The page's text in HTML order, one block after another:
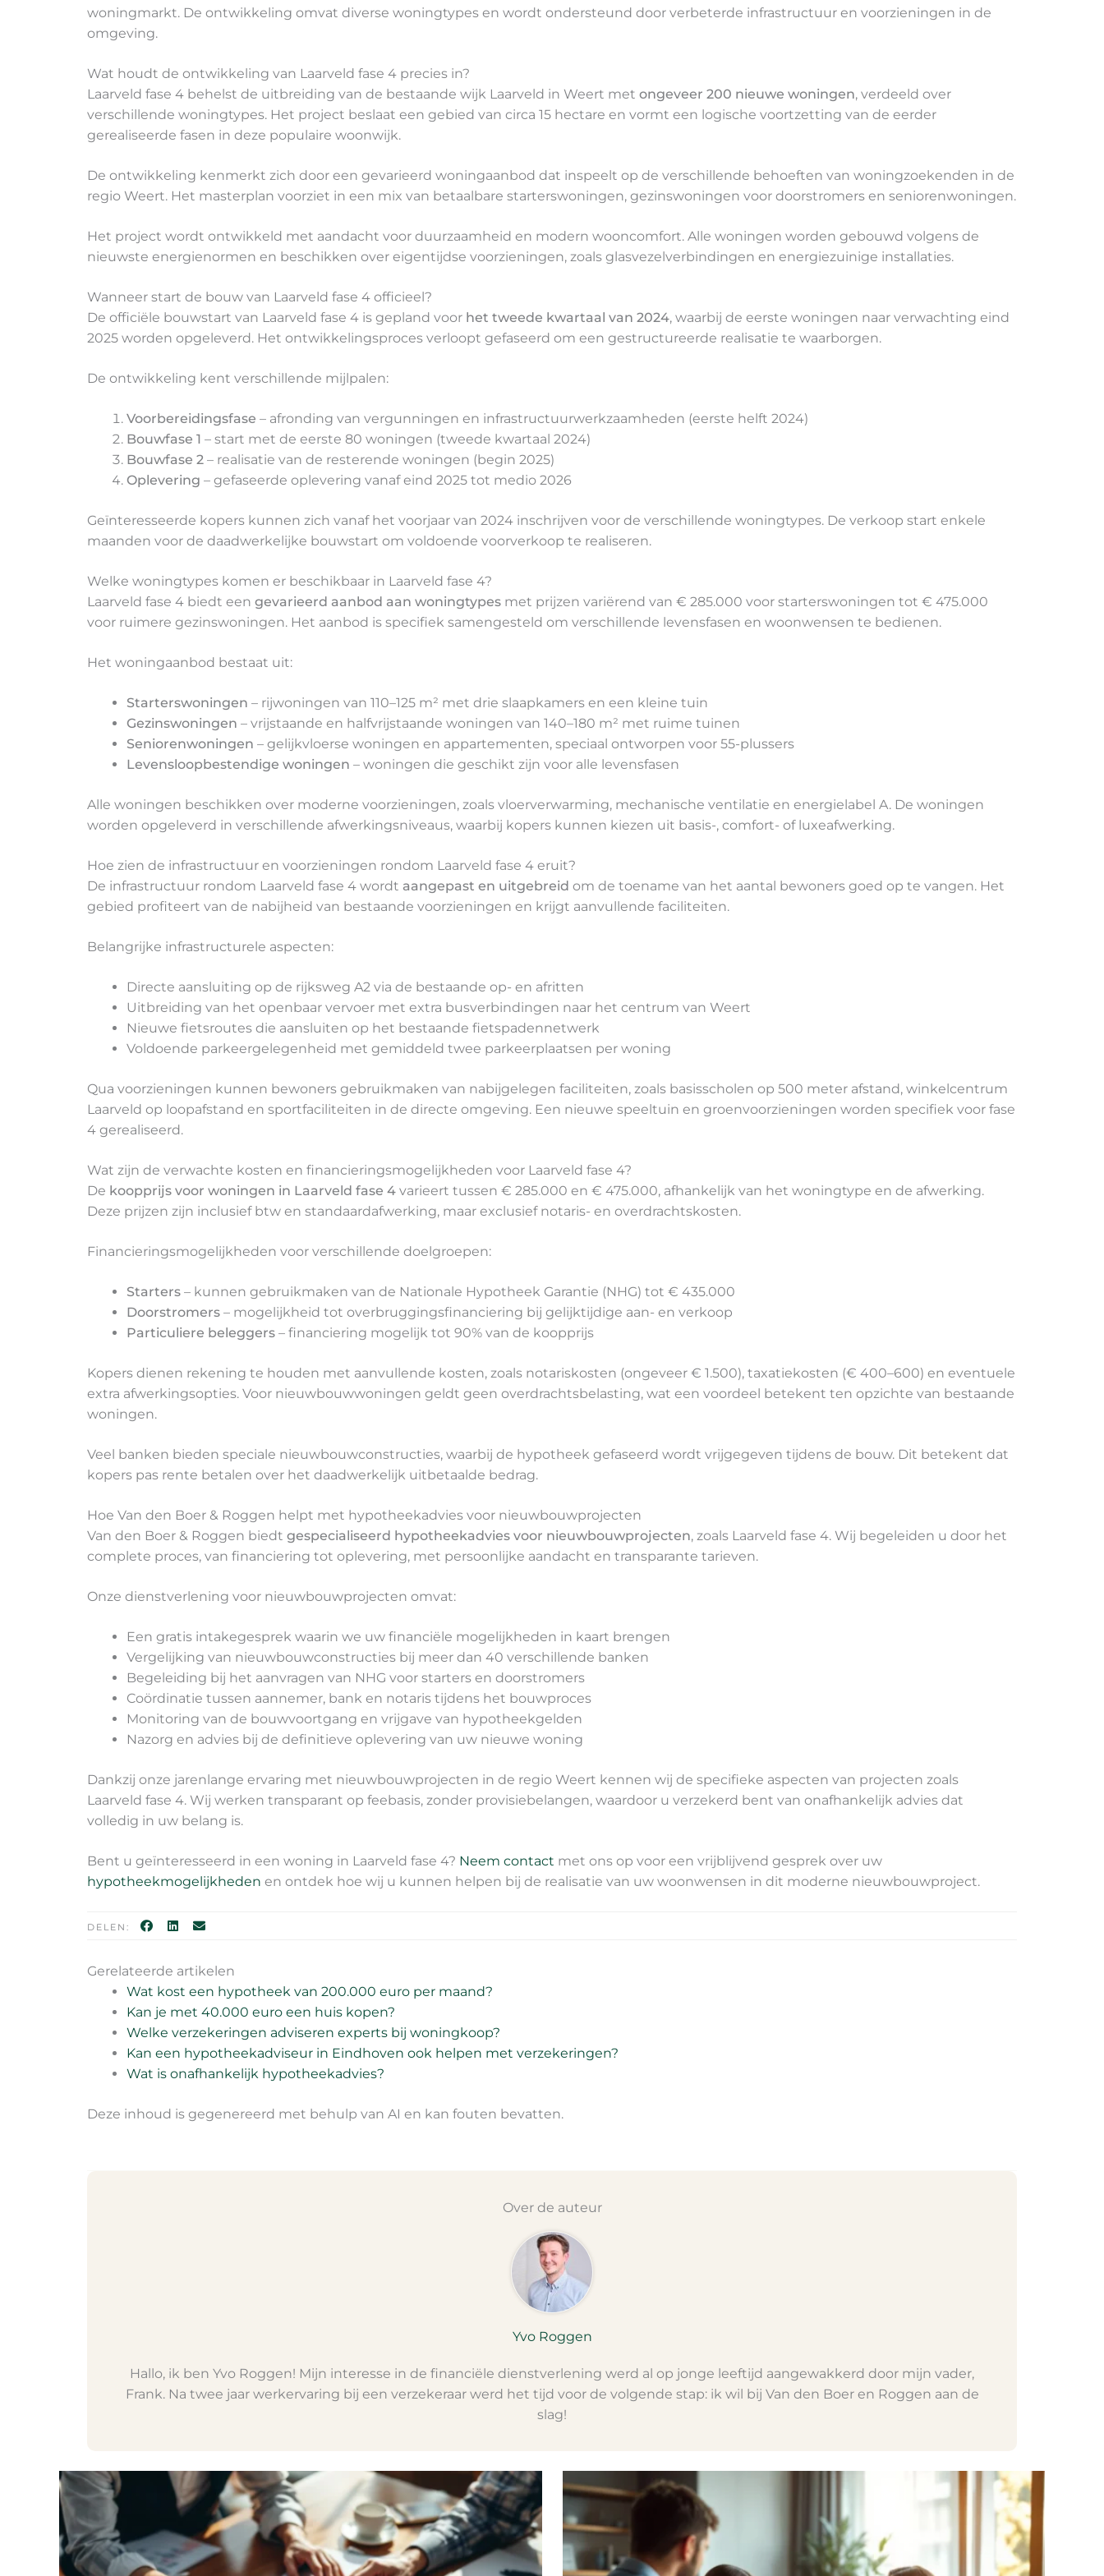
woningmarkt. De ontwikkeling omvat diverse woningtypes en wordt ondersteund door verbeterde infrastructuur en voorzieningen in de
omgeving.
Wat houdt de ontwikkeling van Laarveld fase 4 precies in?
Laarveld fase 4 behelst de uitbreiding van de bestaande wijk Laarveld in Weert metongeveer 200 nieuwe woningen, verdeeld over
verschillende woningtypes. Het project beslaat een gebied van circa 15 hectare en vormt een logische voortzetting van de eerder
gerealiseerde fasen in deze populaire woonwijk.
De ontwikkeling kenmerkt zich door een gevarieerd woningaanbod dat inspeelt op de verschillende behoeften van woningzoekenden in de
regio Weert. Het masterplan voorziet in een mix van betaalbare starterswoningen, gezinswoningen voor doorstromers en seniorenwoningen.
Het project wordt ontwikkeld met aandacht voor duurzaamheid en modern wooncomfort. Alle woningen worden gebouwd volgens de
nieuwste energienormen en beschikken over eigentijdse voorzieningen, zoals glasvezelverbindingen en energiezuinige installaties.
Wanneer start de bouw van Laarveld fase 4 officieel?
De officiële bouwstart van Laarveld fase 4 is gepland voor het tweede kwartaal van 2024, waarbij de eerste woningen naar verwachting eind
2025 worden opgeleverd. Het ontwikkelingsproces verloopt gefaseerd om een gestructureerde realisatie te waarborgen.
De ontwikkeling kent verschillende mijlpalen:
Voorbereidingsfase – afronding van vergunningen en infrastructuurwerkzaamheden (eerste helft 2024)
Bouwfase 1 – start met de eerste 80 woningen (tweede kwartaal 2024)
Bouwfase 2 – realisatie van de resterende woningen (begin 2025)
Oplevering – gefaseerde oplevering vanaf eind 2025 tot medio 2026
Geïnteresseerde kopers kunnen zich vanaf het voorjaar van 2024 inschrijven voor de verschillende woningtypes. De verkoop start enkele
maanden voor de daadwerkelijke bouwstart om voldoende voorverkoop te realiseren.
Welke woningtypes komen er beschikbaar in Laarveld fase 4?
Laarveld fase 4 biedt eengevarieerd aanbod aan woningtypes met prijzen variërend van € 285.000 voor starterswoningen tot € 475.000
voor ruimere gezinswoningen. Het aanbod is specifiek samengesteld om verschillende levensfasen en woonwensen te bedienen.
Het woningaanbod bestaat uit:
Starterswoningen – rijwoningen van 110–125 m² met drie slaapkamers en een kleine tuin
Gezinswoningen – vrijstaande en halfvrijstaande woningen van 140–180 m² met ruime tuinen
Seniorenwoningen – gelijkvloerse woningen en appartementen, speciaal ontworpen voor 55-plussers
Levensloopbestendige woningen – woningen die geschikt zijn voor alle levensfasen
Alle woningen beschikken over moderne voorzieningen, zoals vloerverwarming, mechanische ventilatie en energielabel A. De woningen
worden opgeleverd in verschillende afwerkingsniveaus, waarbij kopers kunnen kiezen uit basis-, comfort- of luxeafwerking.
Hoe zien de infrastructuur en voorzieningen rondom Laarveld fase 4 eruit?
De infrastructuur rondom Laarveld fase 4 wordt aangepast en uitgebreid om de toename van het aantal bewoners goed op te vangen. Het
gebied profiteert van de nabijheid van bestaande voorzieningen en krijgt aanvullende faciliteiten.
Belangrijke infrastructurele aspecten:
Directe aansluiting op de rijksweg A2 via de bestaande op- en afritten
Uitbreiding van het openbaar vervoer met extra busverbindingen naar het centrum van Weert
Nieuwe fietsroutes die aansluiten op het bestaande fietspadennetwerk
Voldoende parkeergelegenheid met gemiddeld twee parkeerplaatsen per woning
Qua voorzieningen kunnen bewoners gebruikmaken van nabijgelegen faciliteiten, zoals basisscholen op 500 meter afstand, winkelcentrum
Laarveld op loopafstand en sportfaciliteiten in de directe omgeving. Een nieuwe speeltuin en groenvoorzieningen worden specifiek voor fase
4 gerealiseerd.
Wat zijn de verwachte kosten en financieringsmogelijkheden voor Laarveld fase 4?
De koopprijs voor woningen in Laarveld fase 4 varieert tussen € 285.000 en € 475.000, afhankelijk van het woningtype en de afwerking.
Deze prijzen zijn inclusief btw en standaardafwerking, maar exclusief notaris- en overdrachtskosten.
Financieringsmogelijkheden voor verschillende doelgroepen:
Starters – kunnen gebruikmaken van de Nationale Hypotheek Garantie (NHG) tot € 435.000
Doorstromers – mogelijkheid tot overbruggingsfinanciering bij gelijktijdige aan- en verkoop
Particuliere beleggers – financiering mogelijk tot 90% van de koopprijs
Kopers dienen rekening te houden met aanvullende kosten, zoals notariskosten (ongeveer € 1.500), taxatiekosten (€ 400–600) en eventuele
extra afwerkingsopties. Voor nieuwbouwwoningen geldt geen overdrachtsbelasting, wat een voordeel betekent ten opzichte van bestaande
woningen.
Veel banken bieden speciale nieuwbouwconstructies, waarbij de hypotheek gefaseerd wordt vrijgegeven tijdens de bouw. Dit betekent dat
kopers pas rente betalen over het daadwerkelijk uitbetaalde bedrag.
Hoe Van den Boer & Roggen helpt met hypotheekadvies voor nieuwbouwprojecten
Van den Boer & Roggen biedtgespecialiseerd hypotheekadvies voor nieuwbouwprojecten, zoals Laarveld fase 4. Wij begeleiden u door het
complete proces, van financiering tot oplevering, met persoonlijke aandacht en transparante tarieven.
Onze dienstverlening voor nieuwbouwprojecten omvat:
Een gratis intakegesprek waarin we uw financiële mogelijkheden in kaart brengen
Vergelijking van nieuwbouwconstructies bij meer dan 40 verschillende banken
Begeleiding bij het aanvragen van NHG voor starters en doorstromers
Coördinatie tussen aannemer, bank en notaris tijdens het bouwproces
Monitoring van de bouwvoortgang en vrijgave van hypotheekgelden
Nazorg en advies bij de definitieve oplevering van uw nieuwe woning
Dankzij onze jarenlange ervaring met nieuwbouwprojecten in de regio Weert kennen wij de specifieke aspecten van projecten zoals
Laarveld fase 4. Wij werken transparant op feebasis, zonder provisiebelangen, waardoor u verzekerd bent van onafhankelijk advies dat
volledig in uw belang is.
Bent u geïnteresseerd in een woning in Laarveld fase 4? Neem contact met ons op voor een vrijblijvend gesprek over uw
hypotheekmogelijkheden en ontdek hoe wij u kunnen helpen bij de realisatie van uw woonwensen in dit moderne nieuwbouwproject.
DELEN:
Gerelateerde artikelen
Wat kost een hypotheek van 200.000 euro per maand?
Kan je met 40.000 euro een huis kopen?
Welke verzekeringen adviseren experts bij woningkoop?
Kan een hypotheekadviseur in Eindhoven ook helpen met verzekeringen?
Wat is onafhankelijk hypotheekadvies?
Deze inhoud is gegenereerd met behulp van AI en kan fouten bevatten.
Over de auteur
Yvo Roggen
Hallo, ik ben Yvo Roggen! Mijn interesse in de financiële dienstverlening werd al op jonge leeftijd aangewakkerd door mijn vader,
Frank. Na twee jaar werkervaring bij een verzekeraar werd het tijd voor de volgende stap: ik wil bij Van den Boer en Roggen aan de
slag!